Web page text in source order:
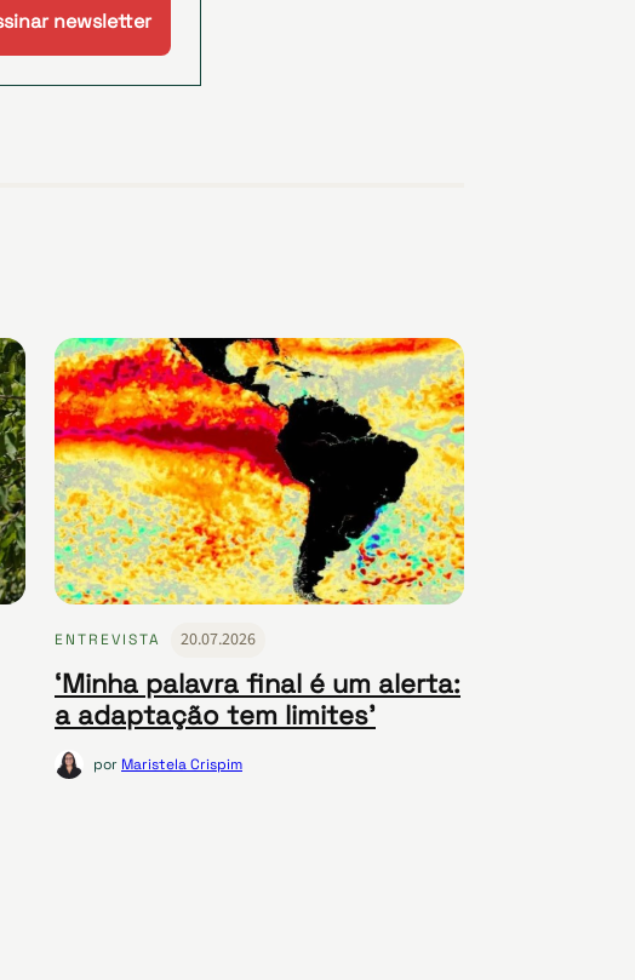
ENTREVISTA 20.07.2026
‘Minha palavra final é um alerta:
a adaptação tem limites’
por Maristela Crispim